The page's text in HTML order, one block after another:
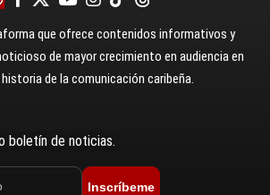
que ofrece contenidos informativos y
de mayor crecimiento en audiencia en
de la comunicación caribeña.
boletín de noticias.
Inscríbeme